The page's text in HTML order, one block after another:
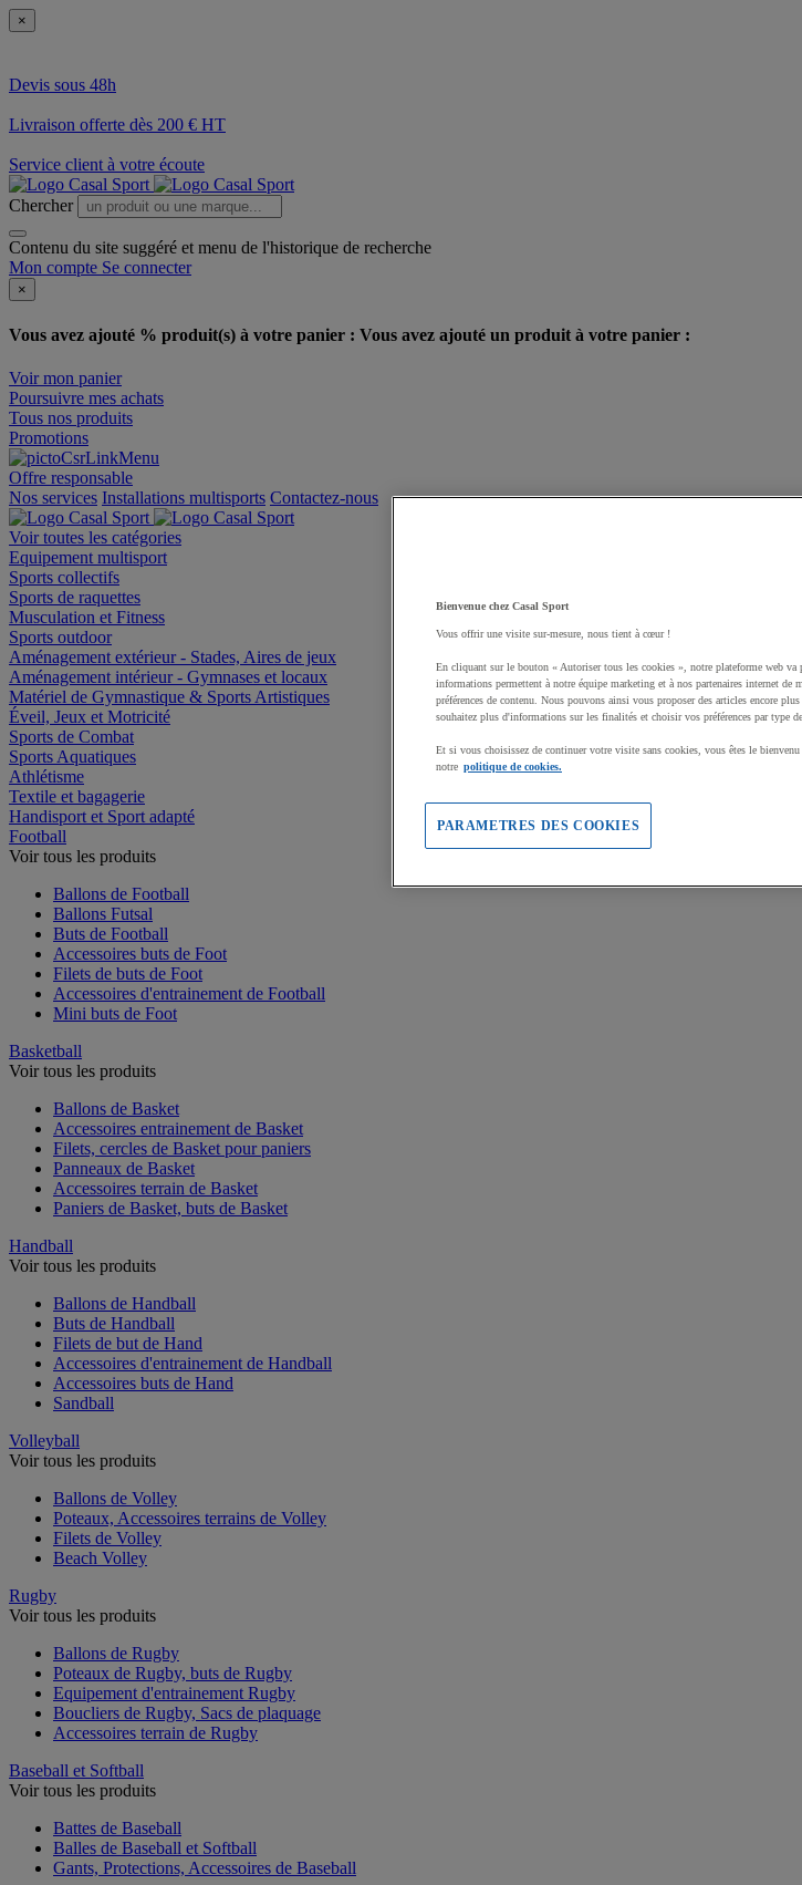
×
Devis sous 48h
Livraison offerte dès 200 € HT
Service client à votre écoute
Chercher
Contenu du site suggéré et menu de l'historique de recherche
Mon compte Se connecter
×
Vous avez ajouté % produit(s) à votre panier : Vous avez ajouté un produit à votre panier :
Voir mon panier
Poursuivre mes achats
Tous nos produits
Promotions
Offre responsable
Nos services Installations multisports Contactez-nous
Voir toutes les catégories
Equipement multisport
Sports collectifs
Sports de raquettes
Musculation et Fitness
Sports outdoor
Aménagement extérieur - Stades, Aires de jeux
Aménagement intérieur - Gymnases et locaux
Matériel de Gymnastique & Sports Artistiques
Éveil, Jeux et Motricité
Sports de Combat
Sports Aquatiques
Athlétisme
Textile et bagagerie
Handisport et Sport adapté
Football
Voir tous les produits
Ballons de Football
Ballons Futsal
Buts de Football
Accessoires buts de Foot
Filets de buts de Foot
Accessoires d'entrainement de Football
Mini buts de Foot
Basketball
Voir tous les produits
Ballons de Basket
Accessoires entrainement de Basket
Filets, cercles de Basket pour paniers
Panneaux de Basket
Accessoires terrain de Basket
Paniers de Basket, buts de Basket
Handball
Voir tous les produits
Ballons de Handball
Buts de Handball
Filets de but de Hand
Accessoires d'entrainement de Handball
Accessoires buts de Hand
Sandball
Volleyball
Voir tous les produits
Ballons de Volley
Poteaux, Accessoires terrains de Volley
Filets de Volley
Beach Volley
Rugby
Voir tous les produits
Ballons de Rugby
Poteaux de Rugby, buts de Rugby
Equipement d'entrainement Rugby
Boucliers de Rugby, Sacs de plaquage
Accessoires terrain de Rugby
Baseball et Softball
Voir tous les produits
Battes de Baseball
Balles de Baseball et Softball
Gants, Protections, Accessoires de Baseball
Bienvenue chez Casal Sport
Vous offrir une visite sur-mesure, nous tient à cœur !
En cliquant sur le bouton « Autoriser tous les cookies », notre plateforme web va
informations permettent à notre équipe marketing et à nos partenaires internet de
préférences de contenu. Nous pouvons ainsi vous proposer des articles encore
souhaitez plus d'informations sur les finalités et choisir vos préférences par type
Et si vous choisissez de continuer votre visite sans cookies, vous êtes le
notre politique de cookies.
PARAMETRES DES COOKIES